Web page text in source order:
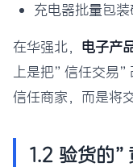
充电器批量包
在华强北， 电子产
上是把”信任交
信任商家，而是将
1.2 验货的”